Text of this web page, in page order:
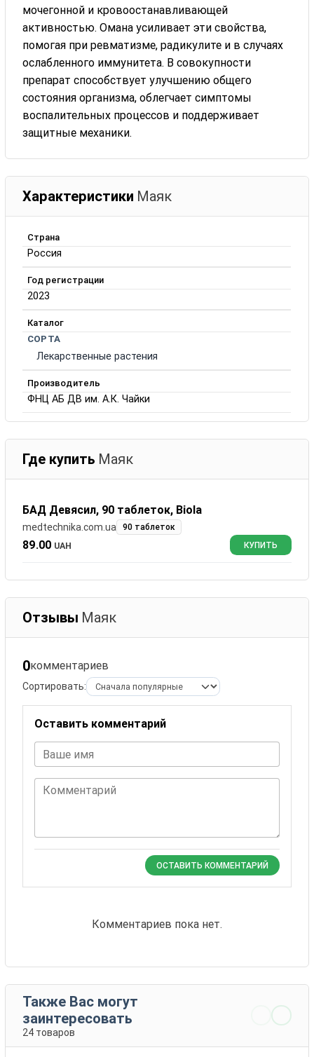
мочегонной и кровоостанавливающей
активностью. Омана усиливает эти свойства,
помогая при ревматизме, радикулите и в случаях
ослабленного иммунитета. В совокупности
препарат способствует улучшению общего
состояния организма, облегчает симптомы
воспалительных процессов и поддерживает
защитные механики.
Характеристики Маяк
Страна
Россия
Год регистрации
2023
Каталог
СОРТА
Лекарственные растения
Производитель
ФНЦ АБ ДВ им. А.К. Чайки
Где купить Маяк
БАД Девясил, 90 таблеток, Biola
medtechnika.com.ua 90 таблеток
89.00 UAH КУПИТЬ
Отзывы Маяк
0комментариев
Сортировать:
Оставить комментарий
Ваше имя
Комментарий
ОСТАВИТЬ КОММЕНТАРИЙ
Комментариев пока нет.
Также Вас могут
заинтересовать
24 товаров